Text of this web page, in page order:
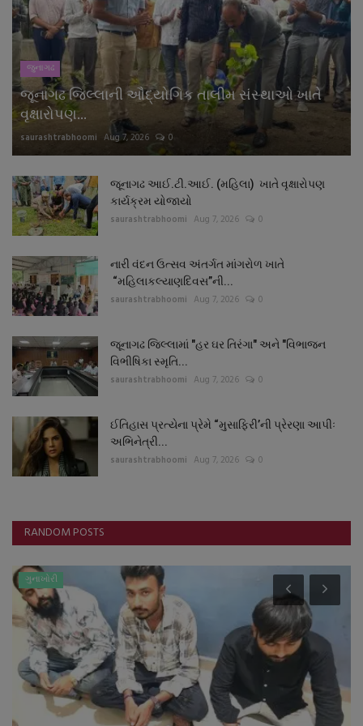
નાણાંકીય સમાચાર
સ્થાનિક સમાચાર
સ્પોર્ટ્સ
રાશિફળ
ગુનાખોરી
બોલિવૂડ
સ્વાસ્થ્ય
જુનાગઢ
જૂનાગઢ જિલ્લાની ઔદ્યોગિક તાલીમ સંસ્થાઓ ખાતે
વૃક્ષારોપણ...
saurashtrabhoomi Aug 7, 2026 0
જૂનાગઢ આઈ.ટી.આઈ. (મહિલા) ખાતે વૃક્ષારોપણ
કાર્યક્રમ યોજાયો
saurashtrabhoomi Aug 7, 2026 0
નારી વંદન ઉત્સવ અંતર્ગત માંગરોળ ખાતે
“મહિલાકલ્યાણદિવસ”ની...
saurashtrabhoomi Aug 7, 2026 0
જૂનાગઢ જિલ્લામાં "હર ઘર તિરંગા" અને "વિભાજન
વિભીષિકા સ્મૃતિ...
saurashtrabhoomi Aug 7, 2026 0
ઈતિહાસ પ્રત્યેના પ્રેમે “મુસાફિરી’ની પ્રેરણા આપીઃ
અભિનેત્રી...
saurashtrabhoomi Aug 7, 2026 0
RANDOM POSTS
ગુનાખોરી